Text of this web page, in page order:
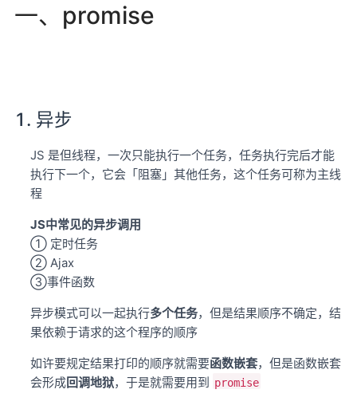
一、promise
1. 异步
JS 是但线程，一次只能执行一个任务，任务执行完后才能
执行下一个，它会「阻塞」其他任务，这个任务可称为主线
程
JS中常见的异步调用
① 定时任务
② Ajax
③事件函数
异步模式可以一起执行多个任务，但是结果顺序不确定，结
果依赖于请求的这个程序的顺序
如许要规定结果打印的顺序就需要函数嵌套，但是函数嵌套
会形成回调地狱，于是就需要用到 promise